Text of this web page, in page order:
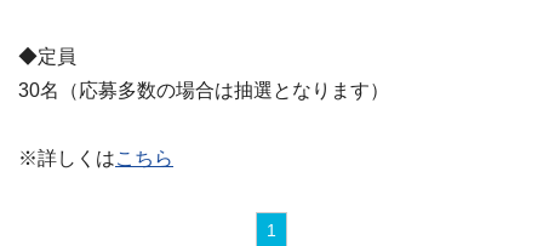
◆定員
30名（応募多数の場合は抽選となります）
※詳しくはこちら
1